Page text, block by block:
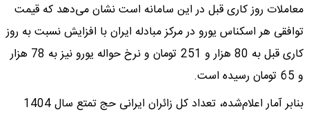
معاملات روز کاری قبل در این سامانه است نشان می‌دهد که قیمت
توافقی هر اسکناس یورو در مرکز مبادله ایران با افزایش نسبت به روز
کاری قبل به 80 هزار و 251 تومان و نرخ حواله یورو نیز به 78 هزار
و 65 تومان رسیده است.
بنابر آمار اعلام‌شده، تعداد کل زائران ایرانی حج تمتع سال 1404